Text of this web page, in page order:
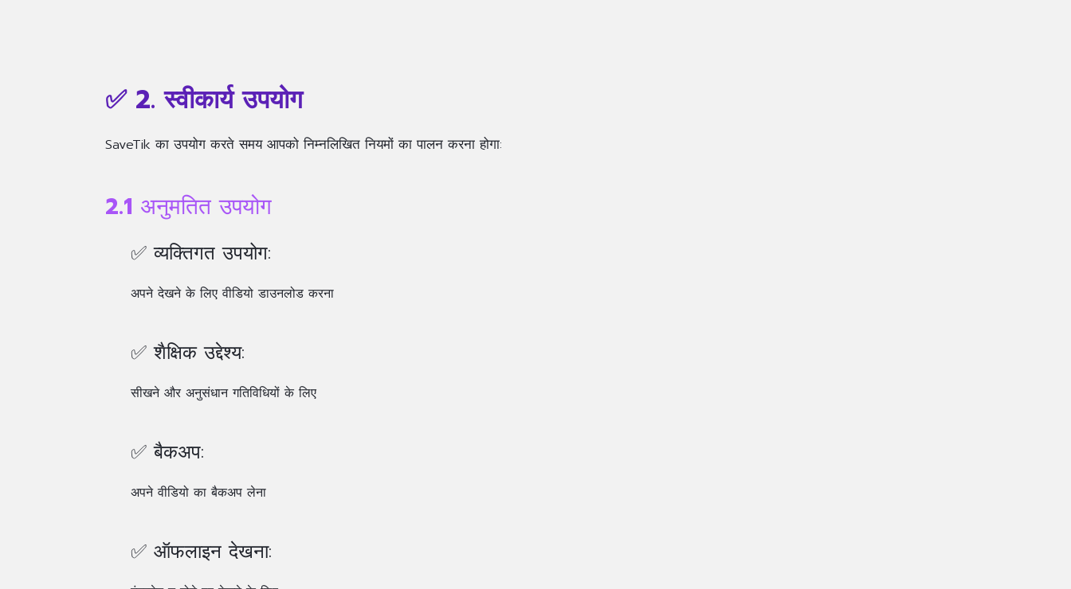
✅ 2. स्वीकार्य उपयोग
SaveTik का उपयोग करते समय आपको निम्नलिखित नियमों का पालन करना होगा:
2.1 अनुमतित उपयोग
✅ व्यक्तिगत उपयोग:
अपने देखने के लिए वीडियो डाउनलोड करना
✅ शैक्षिक उद्देश्य:
सीखने और अनुसंधान गतिविधियों के लिए
✅ बैकअप:
अपने वीडियो का बैकअप लेना
✅ ऑफलाइन देखना: